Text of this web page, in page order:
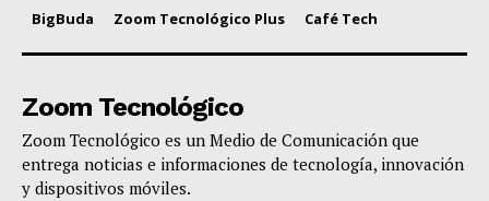
BigBuda Zoom Tecnológico Plus Café Tech
Zoom Tecnológico
Zoom Tecnológico es un Medio de Comunicación que
entrega noticias e informaciones de tecnología, innovación
y dispositivos móviles.